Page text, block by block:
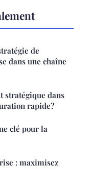
de
dans une chaîne
stratégique dans
rapide?
clé pour la
: maximisez